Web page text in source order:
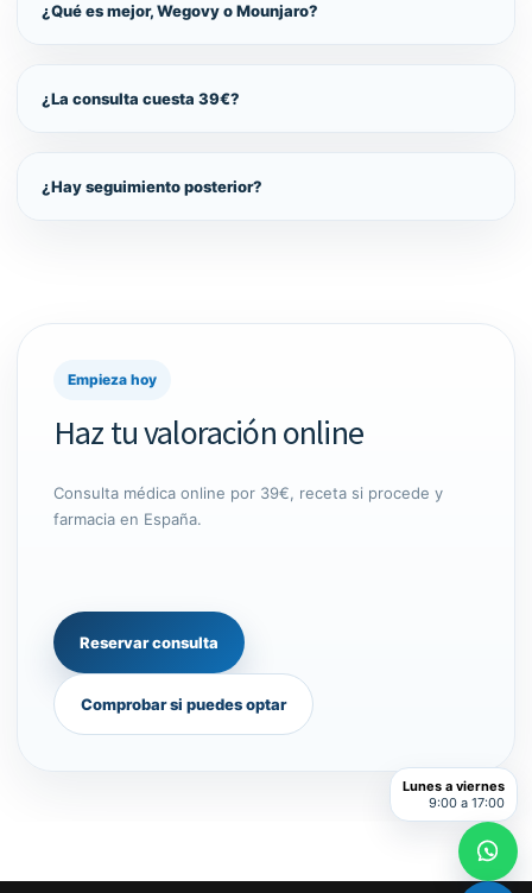
Lunes a viernes
9:00 a 17:00
¿Qué es mejor, Wegovy o Mounjaro?
¿La consulta cuesta 39€?
¿Hay seguimiento posterior?
Empieza hoy
Haz tu valoración online
Consulta médica online por 39€, receta si procede y
farmacia en España.
Reservar consulta
Comprobar si puedes optar